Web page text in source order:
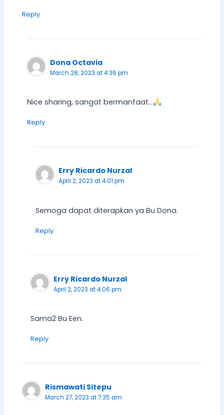
Reply
Dona Octavia
March 28, 2023 at 4:36 pm
Nice sharing, sangat bermanfaat…
Reply
Erry Ricardo Nurzal
April 2, 2023 at 4:01 pm
Semoga dapat diterapkan ya Bu Dona.
Reply
Erry Ricardo Nurzal
April 2, 2023 at 4:06 pm
Sama2 Bu Een.
Reply
Rismawati Sitepu
March 27, 2023 at 7:35 am